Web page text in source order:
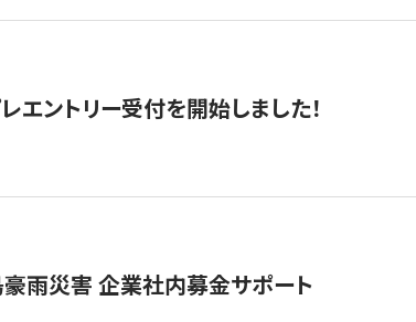
ントリー受付を開始しました！
雨災害 企業社内募金サポート